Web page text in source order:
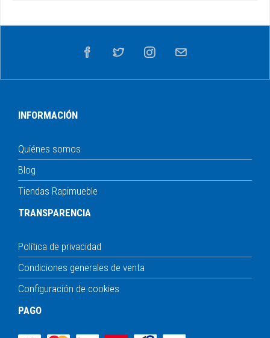
INFORMACIÓN
Quiénes somos
Blog
Tiendas Rapimueble
TRANSPARENCIA
Política de privacidad
Condiciones generales de venta
Configuración de cookies
PAGO